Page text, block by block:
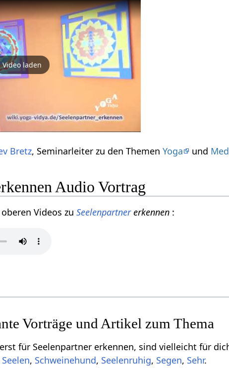
Video laden
Bretz, Seminarleiter zu den ThemenYoga und
Audio Vortrag
Videos zuSeelenpartnererkennen :
Vorträge und Artikel zum Thema
für Seelenpartner erkennen, sind vielleicht für
Seelen, Schweinehund, Seelenruhig, Segen, Sehr.